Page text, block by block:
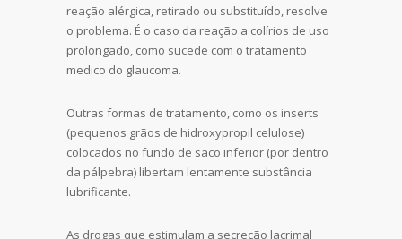
reação alérgica, retirado ou substituído, resolve
o problema. É o caso da reação a colírios de uso
prolongado, como sucede com o tratamento
medico do glaucoma.
Outras formas de tratamento, como os inserts
(pequenos grãos de hidroxypropil celulose)
colocados no fundo de saco inferior (por dentro
da pálpebra) libertam lentamente substância
lubrificante.
As drogas que estimulam a secreção lacrimal